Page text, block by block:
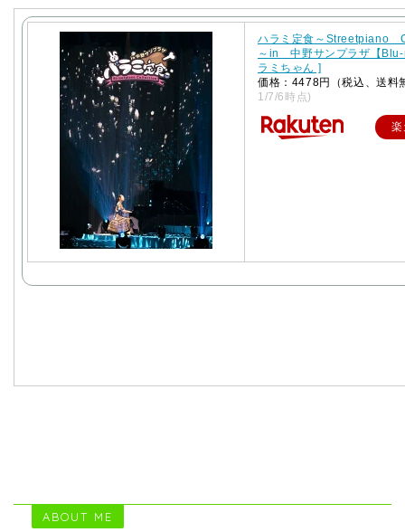
ハラミ定食～Streetpiano
～in 中野サンプラザ【
ラミちゃん ]
価格：4478円（税込、送料
1/7/6時点)
ABOUT ME